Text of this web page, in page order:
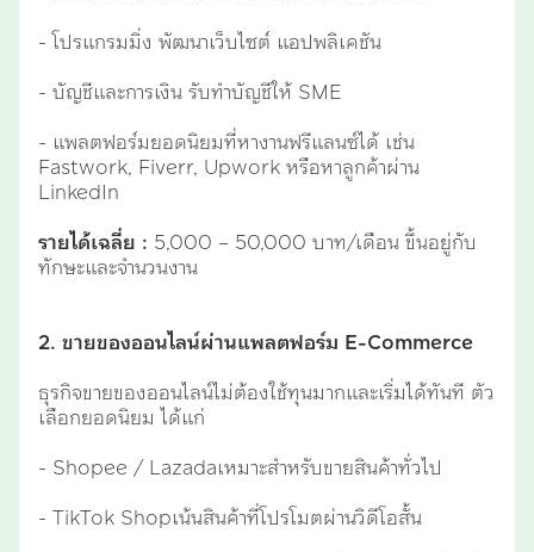
- โปรแกรมมิ่ง พัฒนาเว็บไซต์ แอปพลิเคชัน
- บัญชีและการเงิน รับทำบัญชีให้ SME
- แพลตฟอร์มยอดนิยมที่หางานฟรีแลนซ์ได้ เช่น
Fastwork, Fiverr, Upwork หรือหาลูกค้าผ่าน
LinkedIn
รายได้เฉลี่ย : 5,000 – 50,000 บาท/เดือน ขึ้นอยู่กับ
ทักษะและจำนวนงาน
2. ขายของออนไลน์ผ่านแพลตฟอร์ม E-Commerce
ธุรกิจขายของออนไลน์ไม่ต้องใช้ทุนมากและเริ่มได้ทันที ตัว
เลือกยอดนิยม ได้แก่
- Shopee / Lazadaเหมาะสำหรับขายสินค้าทั่วไป
- TikTok Shopเน้นสินค้าที่โปรโมตผ่านวิดีโอสั้น